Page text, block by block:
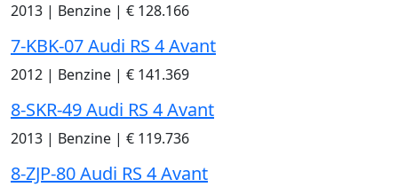
2013 | Benzine | € 128.166
7-KBK-07 Audi RS 4 Avant
2012 | Benzine | € 141.369
8-SKR-49 Audi RS 4 Avant
2013 | Benzine | € 119.736
8-ZJP-80 Audi RS 4 Avant